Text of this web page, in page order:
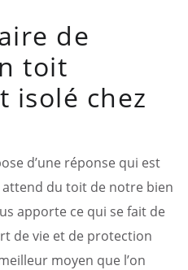
de
toit
isolé chez
d’une réponse qui est
attend du toit de notre bien
apporte ce qui se fait de
de vie et de protection
moyen que l’on